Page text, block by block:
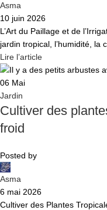
Asma
10 juin 2026
L’Art du Paillage et de
jardin tropical, l’humidité, la
Lire l’article
06 Mai
Jardin
Cultiver des
froid
Posted by
Asma
6 mai 2026
Cultiver des Plantes